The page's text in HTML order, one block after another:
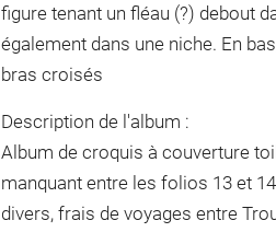
figure tenant un fléau (?) debout
également dans une niche. En
bras croisés
Description de l'album :
Album de croquis à couverture
manquant entre les folios 13 et
divers, frais de voyages entre